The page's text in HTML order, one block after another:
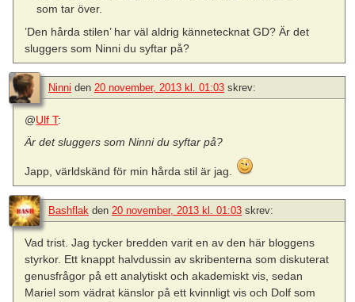
som tar över.
’Den hårda stilen’ har väl aldrig kännetecknat GD? Är det
sluggers som Ninni du syftar på?
Ninni den 20 november, 2013 kl. 01:03 skrev:
@Ulf T:
Är det sluggers som Ninni du syftar på?
Japp, världskänd för min hårda stil är jag.
Bashflak den 20 november, 2013 kl. 01:03 skrev:
Vad trist. Jag tycker bredden varit en av den här bloggens
styrkor. Ett knappt halvdussin av skribenterna som diskuterat
genusfrågor på ett analytiskt och akademiskt vis, sedan
Mariel som vädrat känslor på ett kvinnligt vis och Dolf som